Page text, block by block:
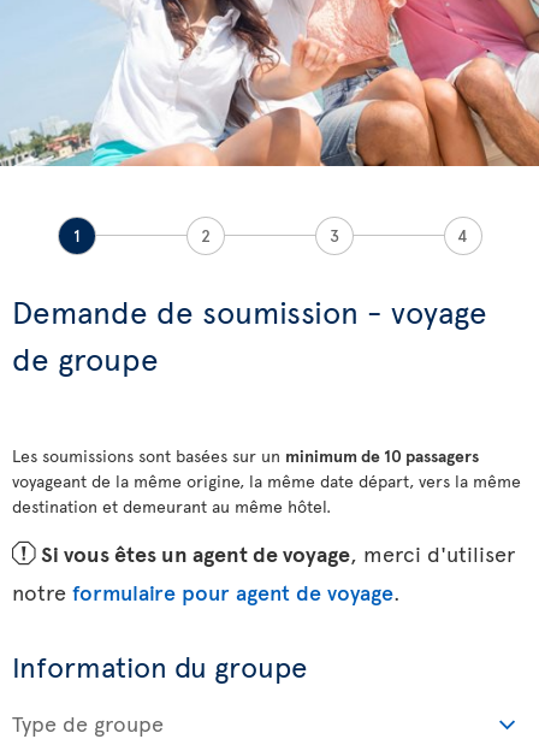
1 2 3 4
Demande de soumission - voyage
de groupe
Les soumissions sont basées sur un minimum de 10 passagers
voyageant de la même origine, la même date départ, vers la même
destination et demeurant au même hôtel.
ü Si vous êtes un agent de voyage, merci d'utiliser
notre formulaire pour agent de voyage.
Information du groupe
Type de groupe